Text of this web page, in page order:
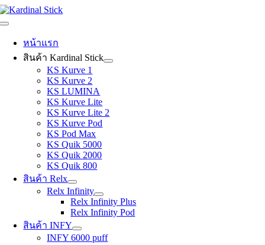
Skip
to
Toggle
Navigation
หน้าแรก
สินค้า Kardinal Stick
KS Kurve 1
KS Kurve 2
KS LUMINA
KS Kurve Lite
KS Kurve Lite 2
KS Kurve Pod
KS Pod Max
KS Quik 5000
KS Quik 2000
KS Quik 800
สินค้า Relx
Relx Infinity
Relx Infinity Plus
Relx Infinity Pod
สินค้า INFY
INFY 6000 puff